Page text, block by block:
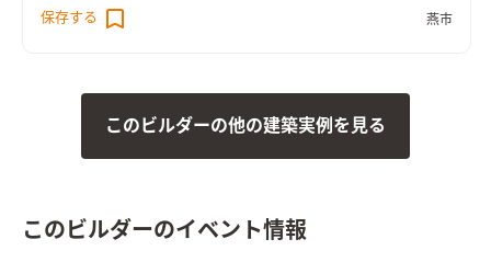
保存する 燕市
このビルダーの他の建築実例を見る
このビルダーのイベント情報